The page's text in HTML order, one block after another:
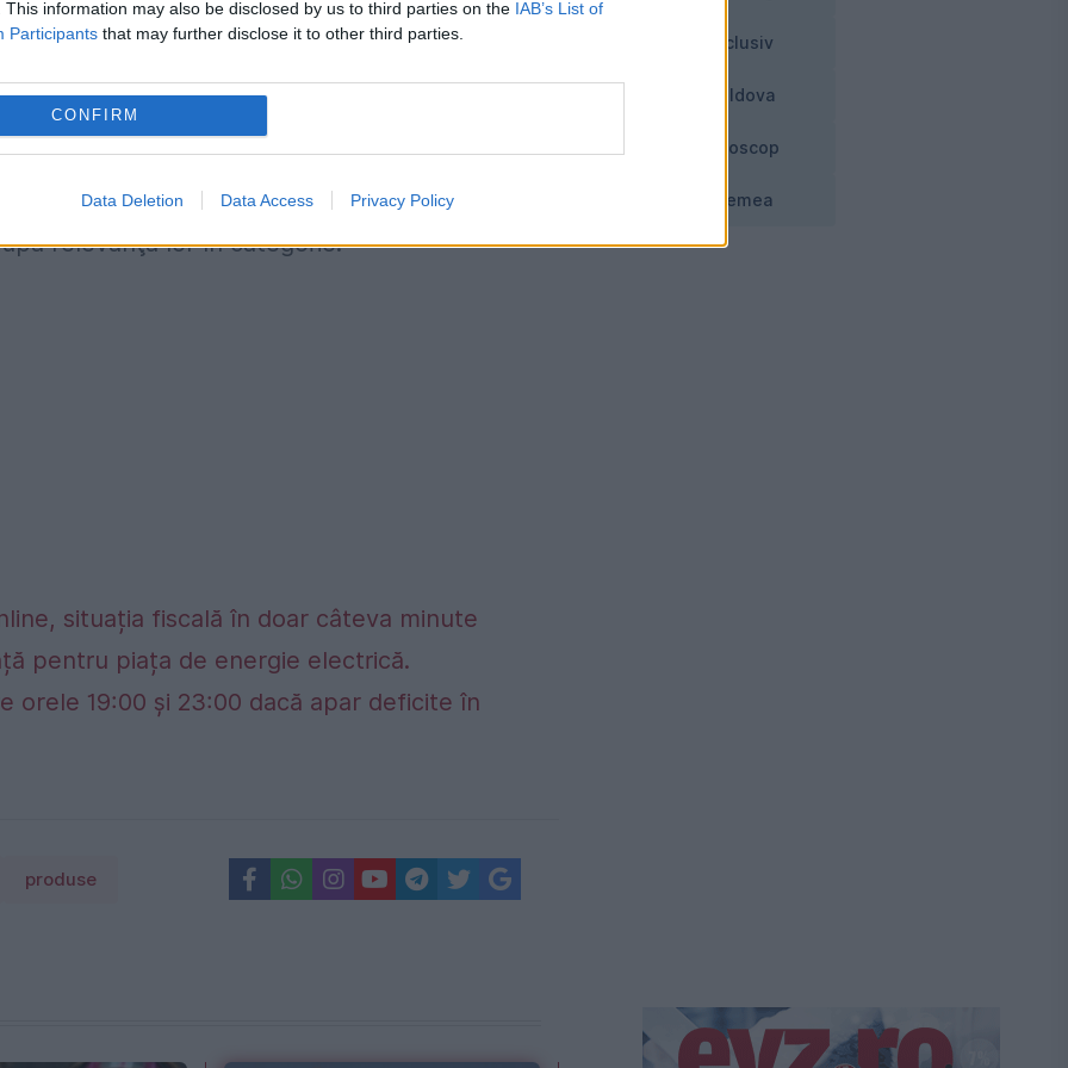
This information may also be disclosed by us to third parties on the IAB’s List of
Participants that may further disclose it to other third parties.
CONFIRM
Data Deletion Data Access Privacy Policy
de specialitate, arată studiul realizat de
facilităţile de livrare, reprezintă o economie
a luat în calcul 15 categorii şi 150 de produse.
10 produse alese aleator din 27 de magazine
relevanţa lor în categorie.
situația fiscală în doar câteva minute
pentru piața de energie electrică.
orele 19:00 și 23:00 dacă apar deficite în
produse
Exclusiv
Moldova
Horoscop
Vremea